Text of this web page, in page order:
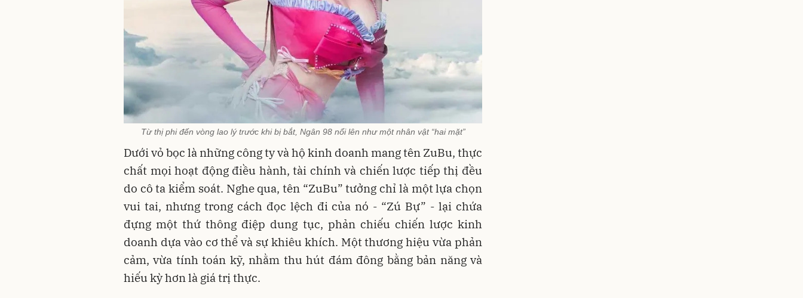
Từ thị phi đến vòng lao lý trước khi bị bắt, Ngân 98 nổi lên như một nhân vật “hai mặt”
Dưới vỏ bọc là những công ty và hộ kinh doanh mang tên ZuBu, thực
chất mọi hoạt động điều hành, tài chính và chiến lược tiếp thị đều
do cô ta kiểm soát. Nghe qua, tên “ZuBu” tưởng chỉ là một lựa chọn
vui tai, nhưng trong cách đọc lệch đi của nó - “Zú Bự” - lại chứa
đựng một thứ thông điệp dung tục, phản chiếu chiến lược kinh
doanh dựa vào cơ thể và sự khiêu khích. Một thương hiệu vừa phản
cảm, vừa tính toán kỹ, nhằm thu hút đám đông bằng bản năng và
hiếu kỳ hơn là giá trị thực.